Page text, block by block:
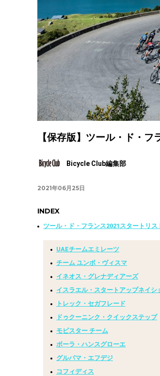
【保存版】ツール・ド・
Bicycle Club編集部
2021年06月25日
INDEX
ツール・ド・フランス2021スタートリス
UAEチームエミレーツ
チーム ユンボ・ヴィスマ
イネオス・グレナディアーズ
イスラエル・スタートアップネイシ
トレック・セガフレード
ドゥクーニンク・クイックステップ
モビスター チーム
ボーラ・ハンスグローエ
グルパマ・エフデジ
コフィディス